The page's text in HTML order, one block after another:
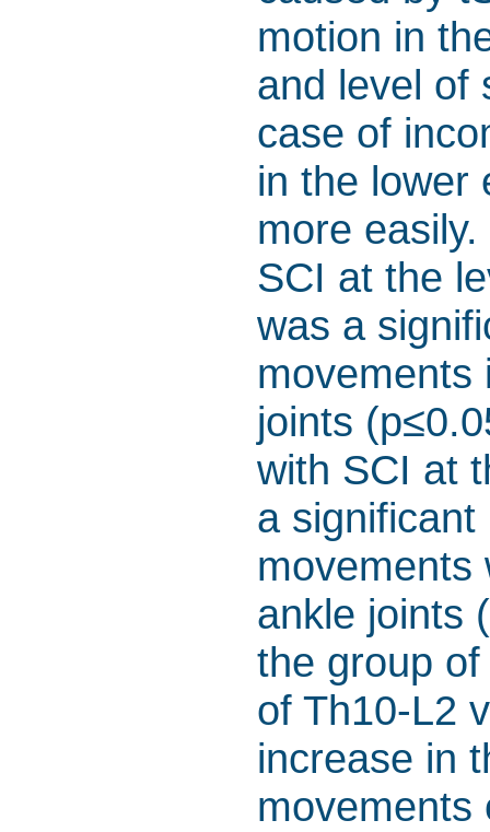
motion in
and level of
case of
in the lower
more
SCI at the
was a
movements
joints
with SCI at
a
movements
ankle joints
the group
of Th10-L2
increase in
movements